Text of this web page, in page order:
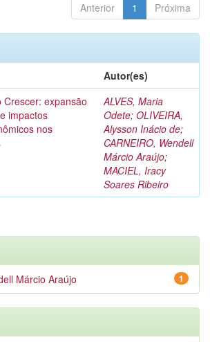
Anterior 1 Próxima
Autor(es)
Crescer: expansão
impactos
nos
ALVES, Maria
Odete; OLIVEIRA,
Alysson Inácio de;
CARNEIRO, Wendell
Márcio Araújo;
MACIEL, Iracy
Soares Ribeiro
1
Márcio Araújo